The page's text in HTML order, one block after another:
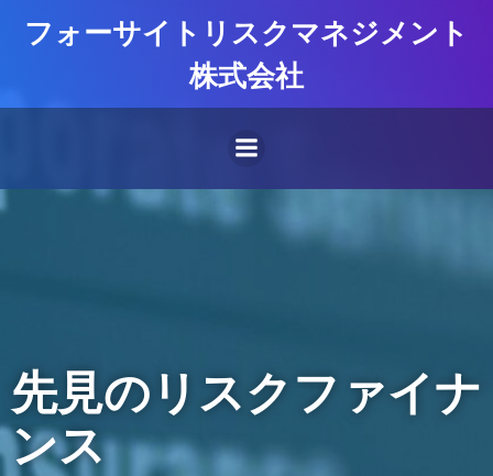
ン
テ
ン
へ
キ
フォーサイトリスクマネジメント
株式会社
先見のリスクファイナ
ンス